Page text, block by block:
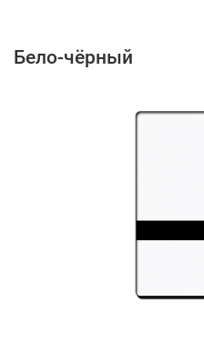
Бело-чёрный